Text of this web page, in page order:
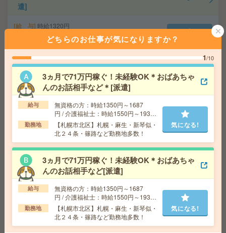
遣]
給 与 時給1320円
交通費支給有り
勤務地 すすきの駅～徒歩6分
気になる!
【チカホ直結】大人気！週4日勤務＊時短勤務＊事務的軽
作業[派遣]
給 与 時給1300円
交通費 交通費支給
勤務地 北海道 札幌市中央区 「大通駅」 徒歩 4分,
「さっぽろ駅」 徒歩 5分
気になる!
【8月開始】在宅あり！長期！バナー広告をつくるお仕
事！朝遅め[派遣]
時給1300円 月収例 208,000円+残業代
交通費 全額支給
大通駅徒歩5分、さっぽろ駅徒歩8分 ※おしゃ
れなオフィス！ベンチャーです！
気になる!
どちらのお仕事が気になりますか？
1/10
3ヵ月で71万円稼ぐ！未経験OK＊おばあちゃ
んのお話相手など＊[派遣]
給与
無資格の方：時給1350円～1687
円 / 介護福祉士：時給1550円～1937
円 / 初任者以上：時給1450円～1812
円
勤務地
【札幌市北区】札幌・麻生・新琴似・
北２４条・篠路など勤務地多数！
気になる!
3ヵ月で71万円稼ぐ！未経験OK＊おばあちゃ
んのお話相手など[派遣]
給与
無資格の方：時給1350円～1687
円 / 介護福祉士：時給1550円～1937
円 / 初任者以上：時給1450円～1812
円
勤務地
【札幌市北区】札幌・麻生・新琴似・
北２４条・篠路など勤務地多数！
気になる!